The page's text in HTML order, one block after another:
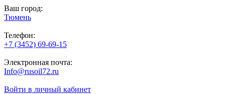
Ваш город:
Тюмень
Телефон:
+7 (3452) 69-69-15
Электронная почта:
Info@rusoil72.ru
Войти в личный кабинет